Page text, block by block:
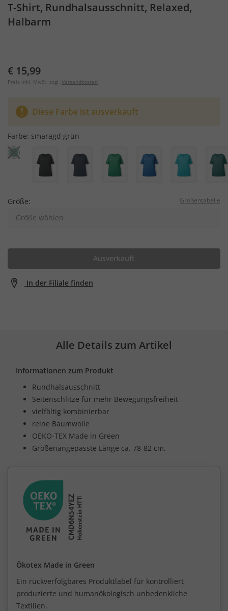
T-Shirt, Rundhalsausschnitt, Relaxed,
Halbarm
€ 15,99
Preis inkl. MwSt. zzgl. Versandkosten
Diese Farbe ist ausverkauft
Farbe: smaragd grün
Größe: Größentabelle
Größe wählen
Ausverkauft
In der Filiale finden
Alle Details zum Artikel
Informationen zum Produkt
Rundhalsausschnitt
Seitenschlitze für mehr Bewegungsfreiheit
vielfältig kombinierbar
reine Baumwolle
OEKO-TEX Made in Green
Größenangepasste Länge ca. 78-82 cm.
Ökotex Made in Green
Ein rückverfolgbares Produktlabel für kontrolliert
produzierte und humanökologisch unbedenkliche
Textilien.